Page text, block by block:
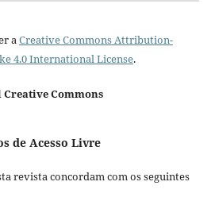
aCreative Commons Attribution-
4.0 International License.
Commons
de Acesso Livre
revista concordam com os seguintes